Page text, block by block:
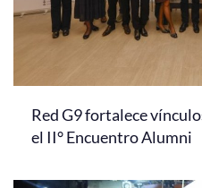
Red G9 fortalece
el II° Encuentro Alumni